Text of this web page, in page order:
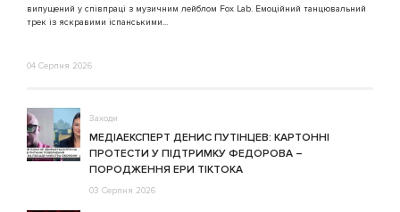
випущений у співпраці з музичним лейблом Fox Lab. Емоційний танцювальний
трек із яскравими іспанськими...
04 Серпня 2026
Заходи
МЕДІАЕКСПЕРТ ДЕНИС ПУТІНЦЕВ: КАРТОННІ
ПРОТЕСТИ У ПІДТРИМКУ ФЕДОРОВА –
ПОРОДЖЕННЯ ЕРИ ТІКТОКА
03 Серпня 2026